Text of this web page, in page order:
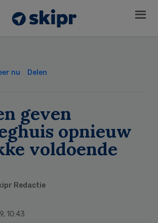
nu Delen
geven
opnieuw
voldoende
Redactie
, 10:43